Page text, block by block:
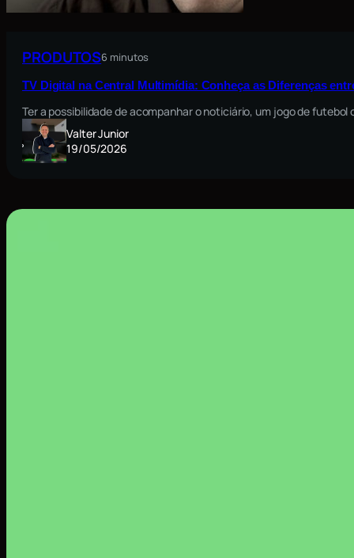
PRODUTOS6 minutos
TV Digital na Central Multimídia: Conheça as Diferenças
Ter a possibilidade de acompanhar o noticiário, um jogo de
Valter Junior
19/05/2026